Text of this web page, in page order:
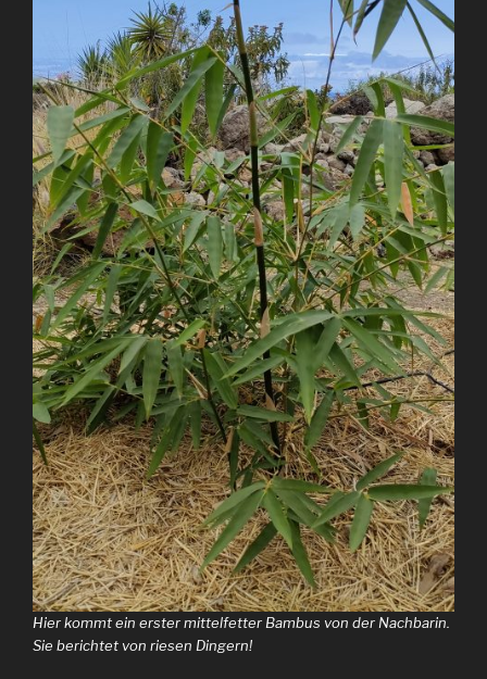
Hier kommt ein erster mittelfetter Bambus von der Nachbarin.
Sie berichtet von riesen Dingern!